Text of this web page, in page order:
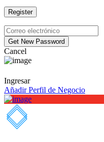
Cancel
Ingresar
Añadir Perfil de Negocio